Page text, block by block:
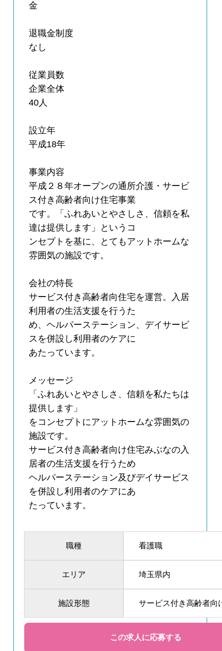
金
退職金制度
なし
従業員数
企業全体
40人
設立年
平成18年
事業内容
平成２８年オープンの通所介護・サービ
ス付き高齢者向け住宅事業
です。「ふれあいとやさしさ、信頼を私
達は提供します」というコ
ンセプトを基に、とてもアットホームな
雰囲気の施設です。
会社の特長
サービス付き高齢者向住宅を運営。入居
利用者の生活支援を行うた
め、ヘルパーステーション、デイサービ
スを併設し利用者のケアに
あたっています。
メッセージ
「ふれあいとやさしさ、信頼を私たちは
提供します」
をコンセプトにアットホームな雰囲気の
施設です。
サービス付き高齢者向け住宅みぶなの入
居者の生活支援を行うため
ヘルパーステーション及びデイサービス
を併設し利用者のケアにあ
たっています。
職種 看護職
エリア 埼玉県内
施設形態 サービス付き高齢者向